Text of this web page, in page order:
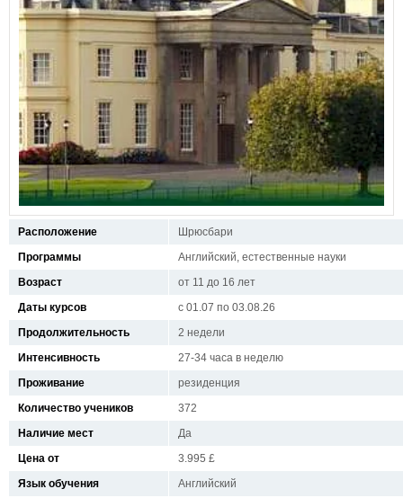
Расположение
Шрюсбари
Программы
Английский, естественные науки
Возраст
от 11 до 16 лет
Даты курсов
с 01.07 по 03.08.26
Продолжительность
2 недели
Интенсивность
27-34 часа в неделю
Проживание
резиденция
Количество учеников
372
Наличие мест
Да
Цена от
3.995 £
Язык обучения
Английский